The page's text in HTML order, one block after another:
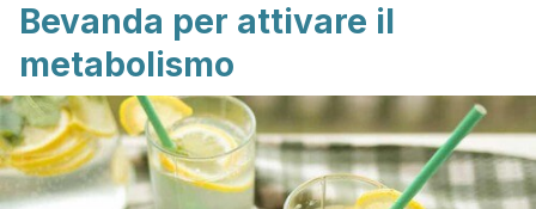
Bevanda per attivare il
metabolismo